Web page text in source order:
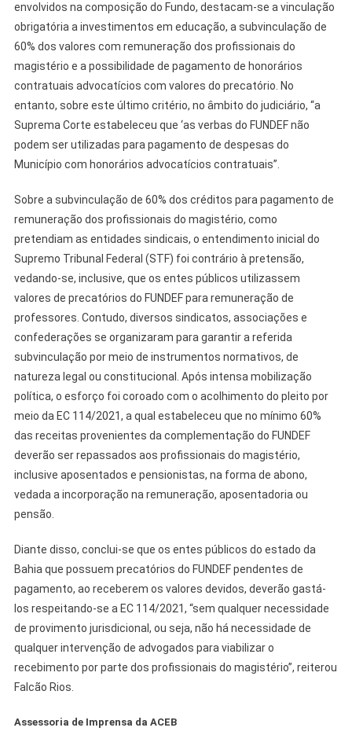
envolvidos na composição do Fundo, destacam-se a vinculação
obrigatória a investimentos em educação, a subvinculação de
60% dos valores com remuneração dos profissionais do
magistério e a possibilidade de pagamento de honorários
contratuais advocatícios com valores do precatório. No
entanto, sobre este último critério, no âmbito do judiciário, “a
Suprema Corte estabeleceu que ‘as verbas do FUNDEF não
podem ser utilizadas para pagamento de despesas do
Município com honorários advocatícios contratuais”.
Sobre a subvinculação de 60% dos créditos para pagamento de
remuneração dos profissionais do magistério, como
pretendiam as entidades sindicais, o entendimento inicial do
Supremo Tribunal Federal (STF) foi contrário à pretensão,
vedando-se, inclusive, que os entes públicos utilizassem
valores de precatórios do FUNDEF para remuneração de
professores. Contudo, diversos sindicatos, associações e
confederações se organizaram para garantir a referida
subvinculação por meio de instrumentos normativos, de
natureza legal ou constitucional. Após intensa mobilização
política, o esforço foi coroado com o acolhimento do pleito por
meio da EC 114/2021, a qual estabeleceu que no mínimo 60%
das receitas provenientes da complementação do FUNDEF
deverão ser repassados aos profissionais do magistério,
inclusive aposentados e pensionistas, na forma de abono,
vedada a incorporação na remuneração, aposentadoria ou
pensão.
Diante disso, conclui-se que os entes públicos do estado da
Bahia que possuem precatórios do FUNDEF pendentes de
pagamento, ao receberem os valores devidos, deverão gastá-
los respeitando-se a EC 114/2021, “sem qualquer necessidade
de provimento jurisdicional, ou seja, não há necessidade de
qualquer intervenção de advogados para viabilizar o
recebimento por parte dos profissionais do magistério”, reiterou
Falcão Rios.
Assessoria de Imprensa da ACEB